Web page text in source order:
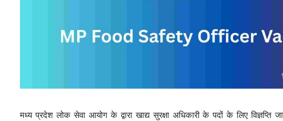
मध्य प्रदेश लोक सेवा आयोग के द्वारा खाद्य सुरक्षा अधिकारी के पदों के लिए